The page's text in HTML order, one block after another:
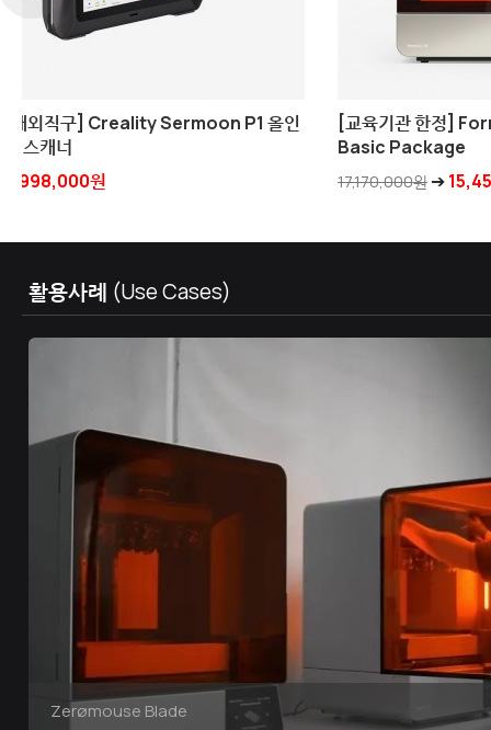
Bambu Lab A2L Combo
749,000원
[해외직구]
1,189,000원
활용사례 (Use Cases)
Zerømouse Blade